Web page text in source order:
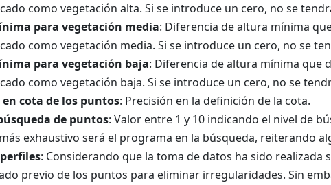
como vegetación alta. Si se introduce un cero, no se
para vegetación media: Diferencia de altura mínima
como vegetación media. Si se introduce un cero, no se
para vegetación baja: Diferencia de altura mínima que
como vegetación baja. Si se introduce un cero, no se
en cota de los puntos: Precisión en la definición de la cota.
de puntos: Valor entre 1 y 10 indicando el nivel de
exhaustivo será el programa en la búsqueda, reiterando
: Considerando que la toma de datos ha sido
previo de los puntos para eliminar irregularidades. Sin